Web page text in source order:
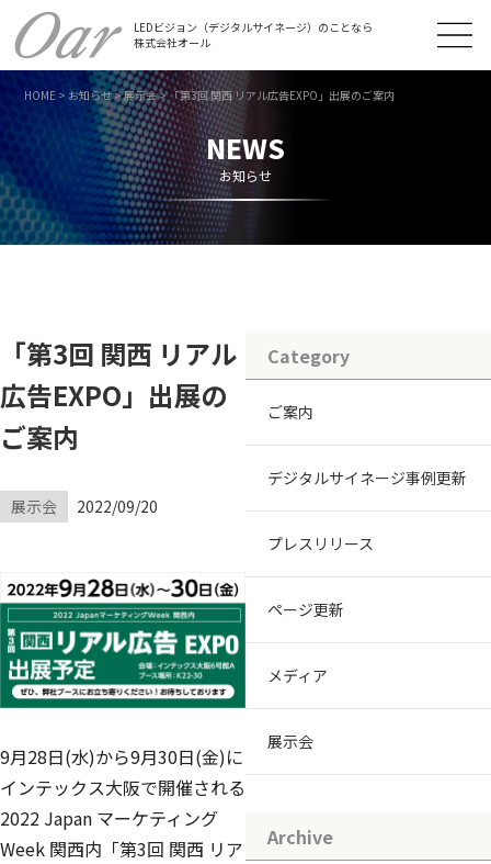
LEDビジョン（デジタルサイネージ）のことなら
株式会社オール
HOME > お知らせ>展示会>「第3回 関西 リアル広告EXPO」出展のご案内
NEWS
お知らせ
「第3回 関西 リアル
広告EXPO」出展の
ご案内
展示会 2022/09/20
9月28日(水)から9月30日(金)に
インテックス大阪で開催される
2022 Japan マーケティング
Week 関西内「第3回 関西 リア
Category
ご案内
デジタルサイネージ事例更新
プレスリリース
ページ更新
メディア
展示会
Archive